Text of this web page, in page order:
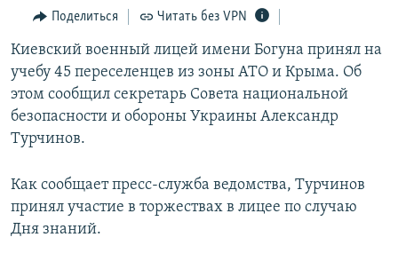
Вернутся
поиску
ИНТЕРАКТИВ
ИНФОГРАФИКА
ТЕЛЕПРОЕКТ КРЫМ.РЕАЛИИ
СОВЕТЫ ПРАВОЗАЩИТНИКОВ
ПРОПАВШИЕ БЕЗ ВЕСТИ
ПОБЕДИТЕЛЕЙ НЕ СУДЯТ?
КРЫМ.НЕПОКОРЕННЫЙ
РАДІО СВОБОДА
КАК ОБОЙТИ БЛОКИРОВКУ
Українською
Qırımtatar
ПРИСОЕДИНЯЙТЕСЬ!
Поделиться Читать без VPN
Киевский военный лицей имени Богуна принял на
учебу 45 переселенцев из зоны АТО и Крыма. Об
этом сообщил секретарь Совета национальной
безопасности и обороны Украины Александр
Турчинов.
Как сообщает пресс-служба ведомства, Турчинов
принял участие в торжествах в лицее по случаю
Дня знаний.